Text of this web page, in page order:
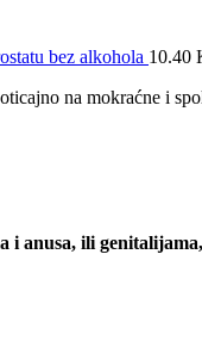
bez alkohola 10.40
na mokraćne i
i anusa, ili genitalijama,